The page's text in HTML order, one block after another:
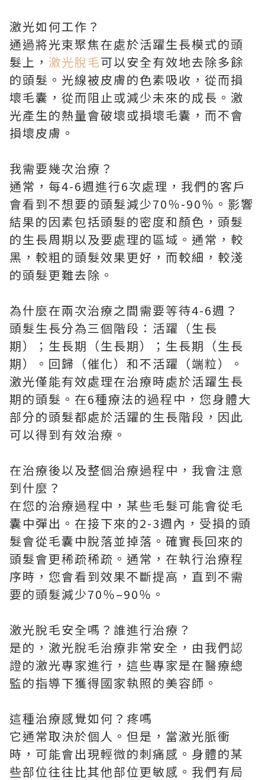
激光如何工作？
通過將光束聚焦在處於活躍生長模式的頭
髮上， 激光脫毛可以安全有效地去除多餘
的頭髮。光線被皮膚的色素吸收，從而損
壞毛囊，從而阻止或減少未來的成長。激
光產生的熱量會破壞或損壞毛囊，而不會
損壞皮膚。
我需要幾次治療？
通常，每4-6週進行6次處理，我們的客戶
會看到不想要的頭髮減少70％-90％。影響
結果的因素包括頭髮的密度和顏色，頭髮
的生長周期以及要處理的區域。通常，較
黑，較粗的頭髮效果更好，而較細，較淺
的頭髮更難去除。
為什麼在兩次治療之間需要等待4-6週？
頭髮生長分為三個階段：活躍（生長
期）；生長期（生長期）；生長期（生長
期）。回歸（催化）和不活躍（端粒）。
激光僅能有效處理在治療時處於活躍生長
期的頭髮。在6種療法的過程中，您身體大
部分的頭髮都處於活躍的生長階段，因此
可以得到有效治療。
在治療後以及整個治療過程中，我會注意
到什麼？
在您的治療過程中，某些毛髮可能會從毛
囊中彈出。在接下來的2-3週內，受損的頭
髮會從毛囊中脫落並掉落。確實長回來的
頭髮會更稀疏稀疏。通常，在執行治療程
序時，您會看到效果不斷提高，直到不需
要的頭髮減少70％–90％。
激光脫毛安全嗎？誰進行治療？
是的，激光脫毛治療非常安全，由我們認
證的激光專家進行，這些專家是在醫療總
監的指導下獲得國家執照的美容師。
這種治療感覺如何？疼嗎
它通常取決於個人。但是，當激光脈衝
時，可能會出現輕微的刺痛感。身體的某
些部位往往比其他部位更敏感。我們有局